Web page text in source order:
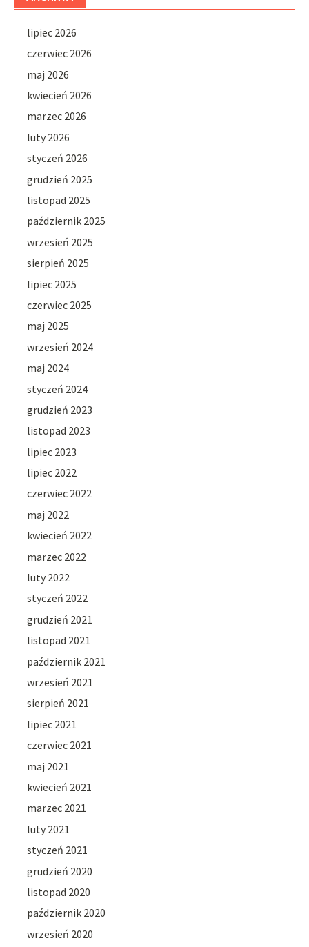
lipiec 2026
czerwiec 2026
maj 2026
kwiecień 2026
marzec 2026
luty 2026
styczeń 2026
grudzień 2025
listopad 2025
październik 2025
wrzesień 2025
sierpień 2025
lipiec 2025
czerwiec 2025
maj 2025
wrzesień 2024
maj 2024
styczeń 2024
grudzień 2023
listopad 2023
lipiec 2023
lipiec 2022
czerwiec 2022
maj 2022
kwiecień 2022
marzec 2022
luty 2022
styczeń 2022
grudzień 2021
listopad 2021
październik 2021
wrzesień 2021
sierpień 2021
lipiec 2021
czerwiec 2021
maj 2021
kwiecień 2021
marzec 2021
luty 2021
styczeń 2021
grudzień 2020
listopad 2020
październik 2020
wrzesień 2020